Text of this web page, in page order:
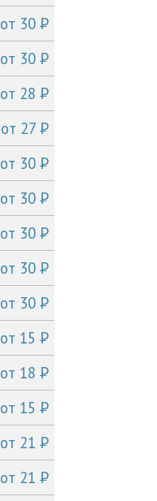
от 30P
от 30P
от 28P
от 27P
от 30P
от 30P
от 30P
от 30P
от 30P
от 15P
от 18P
от 15P
от 21P
от 21P